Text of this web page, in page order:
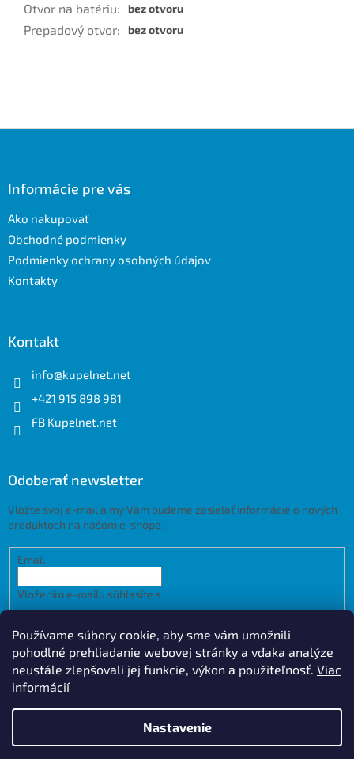
Používame súbory cookie, aby sme vám umožnili
pohodlné prehliadanie webovej stránky a vďaka analýze
neustále zlepšovali jej funkcie, výkon a použiteľnosť. Viac
informácií
Nastavenie
Otvor na batériu: bez otvoru
Prepadový otvor: bez otvoru
Informácie pre vás
Ako nakupovať
Obchodné podmienky
Podmienky ochrany osobných údajov
Kontakty
Kontakt
info@kupelnet.net
+421 915 898 981
FB Kupelnet.net
Odoberať newsletter
Vložte svoj e-mail a my Vám budeme zasielať informácie o nových
produktoch na našom e-shope.
Email
Vložením e-mailu súhlasíte s
údajov
PRIHLÁSIŤ SA